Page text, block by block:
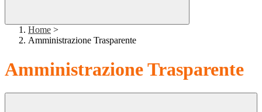
Home >
Amministrazione Trasparente
Amministrazione Trasparente